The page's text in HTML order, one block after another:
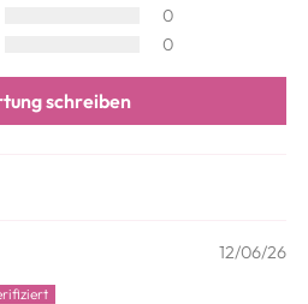
0
0
schreiben
12/06/26